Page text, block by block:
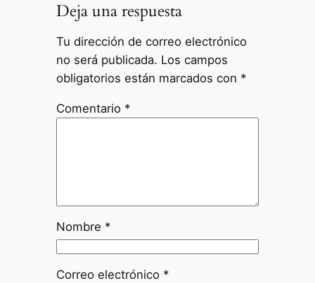
Deja una respuesta
Tu dirección de correo electrónico
no será publicada. Los campos
obligatorios están marcados con *
Comentario *
Nombre *
Correo electrónico *